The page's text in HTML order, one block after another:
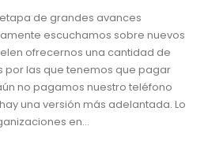
de grandes avances
escuchamos sobre nuevos
ofrecernos una cantidad de
por las que tenemos que pagar
no pagamos nuestro teléfono
una versión más adelantada. Lo
en...